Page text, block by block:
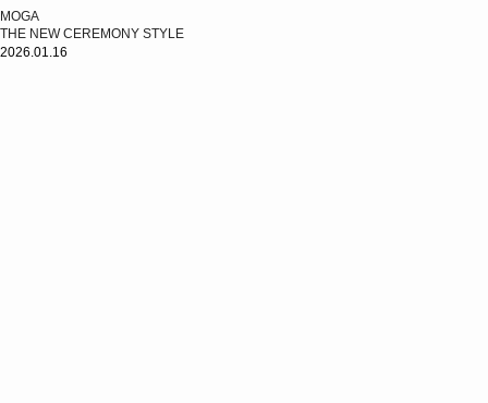
MOGA
THE NEW CEREMONY STYLE
2026.01.16